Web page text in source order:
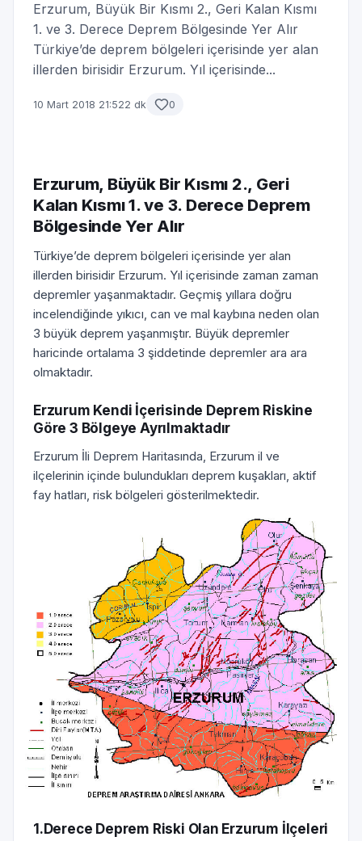
Erzurum, Büyük Bir Kısmı 2., Geri Kalan Kısmı
1. ve 3. Derece Deprem Bölgesinde Yer Alır
Türkiye’de deprem bölgeleri içerisinde yer alan
illerden birisidir Erzurum. Yıl içerisinde...
10 Mart 2018 21:522 dk 0
Erzurum, Büyük Bir Kısmı 2., Geri
Kalan Kısmı 1. ve 3. Derece Deprem
Bölgesinde Yer Alır
Türkiye’de deprem bölgeleri içerisinde yer alan
illerden birisidir Erzurum. Yıl içerisinde zaman zaman
depremler yaşanmaktadır. Geçmiş yıllara doğru
incelendiğinde yıkıcı, can ve mal kaybına neden olan
3 büyük deprem yaşanmıştır. Büyük depremler
haricinde ortalama 3 şiddetinde depremler ara ara
olmaktadır.
Erzurum Kendi İçerisinde Deprem Riskine
Göre 3 Bölgeye Ayrılmaktadır
Erzurum İli Deprem Haritasında, Erzurum il ve
ilçelerinin içinde bulundukları deprem kuşakları, aktif
fay hatları, risk bölgeleri gösterilmektedir.
1.Derece Deprem Riski Olan Erzurum İlçeleri